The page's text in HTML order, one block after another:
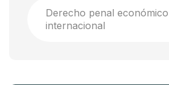
Derecho penal económico
internacional